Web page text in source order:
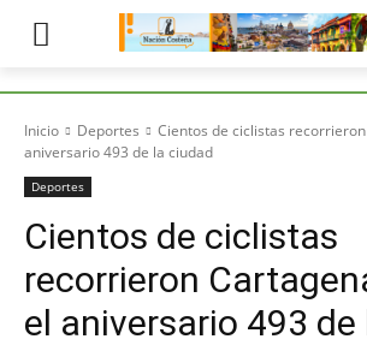
Inicio Deportes
Cientos de ciclistas
aniversario 493 de la ciudad
Deportes
Cientos de ciclistas
recorrieron
el aniversario 493